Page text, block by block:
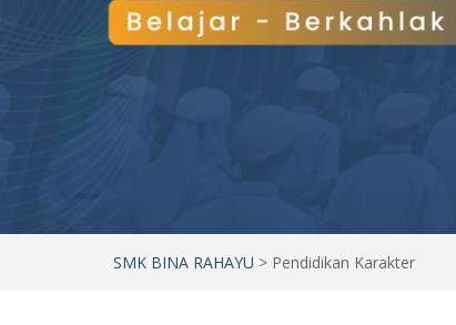
SMK BINA RAHAYU > Pendidikan Karakter